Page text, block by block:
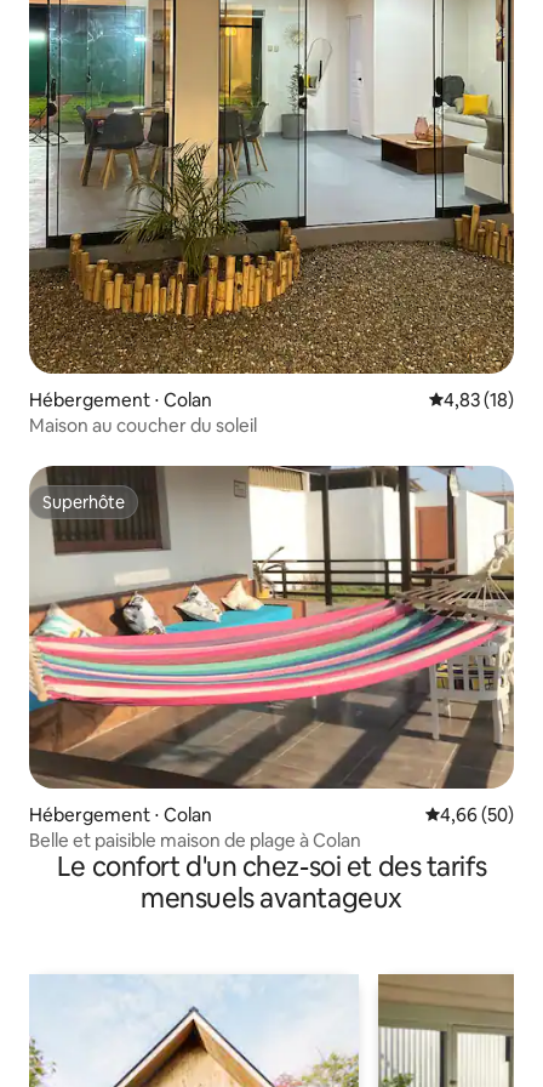
Hébergement ⋅ Colan Évaluation
4,83 (18)
Maison au coucher du soleil
Superhôte
Superhôte
Hébergement ⋅ Colan Évaluation
4,66 (50)
Belle et paisible maison de plage à Colan
Le confort d'un chez-soi et des tarifs
mensuels avantageux